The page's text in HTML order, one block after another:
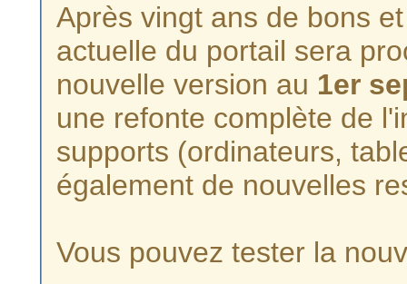
Après vingt ans de bons
actuelle du portail sera
nouvelle version au 1er
une refonte complète de
supports (ordinateurs,
également de nouvelles
Vous pouvez tester la